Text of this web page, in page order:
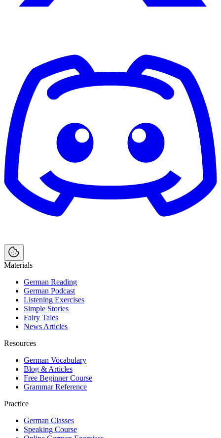
Materials
German Reading
German Podcast
Listening Exercises
Simple Stories
Fairy Tales
News Articles
Resources
German Vocabulary
Blog & Articles
Free Beginner Course
Grammar Reference
Practice
German Classes
Speaking Course